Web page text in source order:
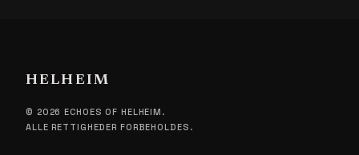
HELHEIM
© 2026 ECHOES OF HELHEIM.
ALLE RETTIGHEDER FORBEHOLDES.